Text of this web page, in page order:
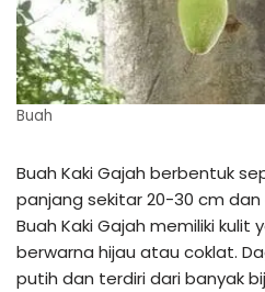
Buah
Buah Kaki Gajah berbentuk
panjang sekitar 20-30 cm
Buah Kaki Gajah memiliki kulit
berwarna hijau atau coklat.
putih dan terdiri dari banyak